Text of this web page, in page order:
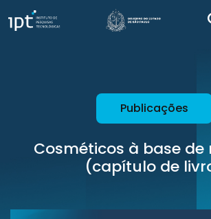
Publicações
Cosméticos à base de
(capítulo de